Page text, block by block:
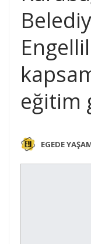
eğitim
EGEDE